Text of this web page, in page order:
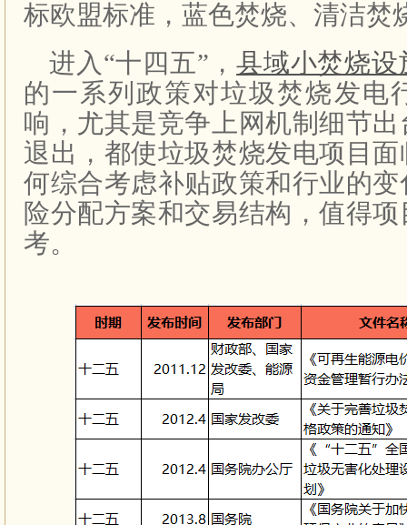
标欧盟标准，蓝色焚烧、清洁焚
进入“十四五”，县域小焚烧设
的一系列政策对垃圾焚烧发电
响，尤其是竞争上网机制细节
退出，都使垃圾焚烧发电项目
何综合考虑补贴政策和行业的
险分配方案和交易结构，值得
考。